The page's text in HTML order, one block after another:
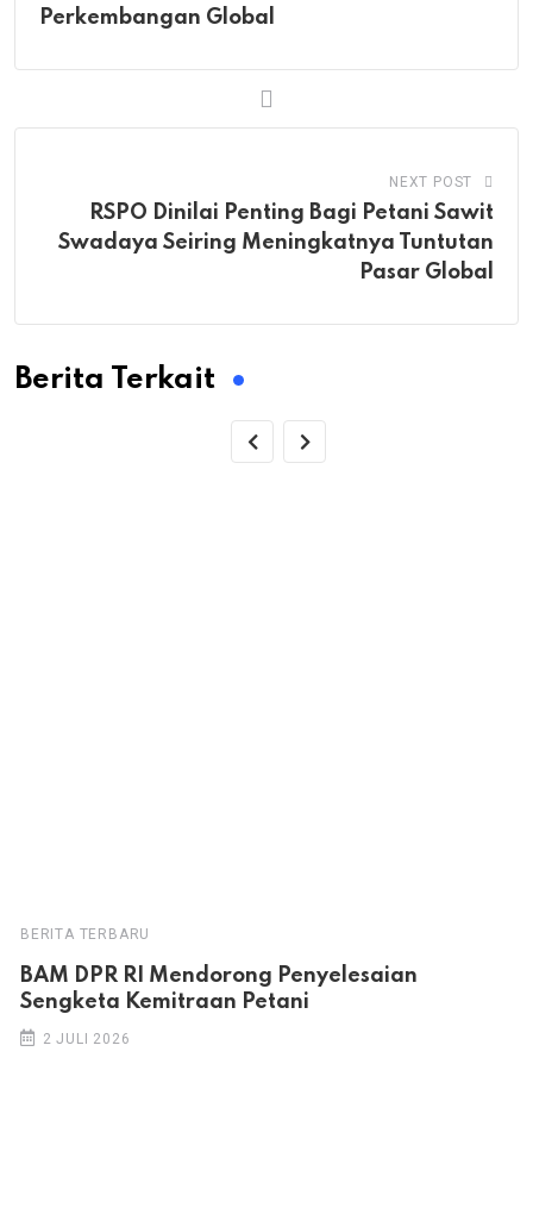
Perkembangan Global
NEXT POST
RSPO Dinilai Penting Bagi Petani Sawit
Swadaya Seiring Meningkatnya Tuntutan
Pasar Global
Berita Terkait
BERITA TERBARU
BAM DPR RI Mendorong Penyelesaian
Sengketa Kemitraan Petani
2 JULI 2026